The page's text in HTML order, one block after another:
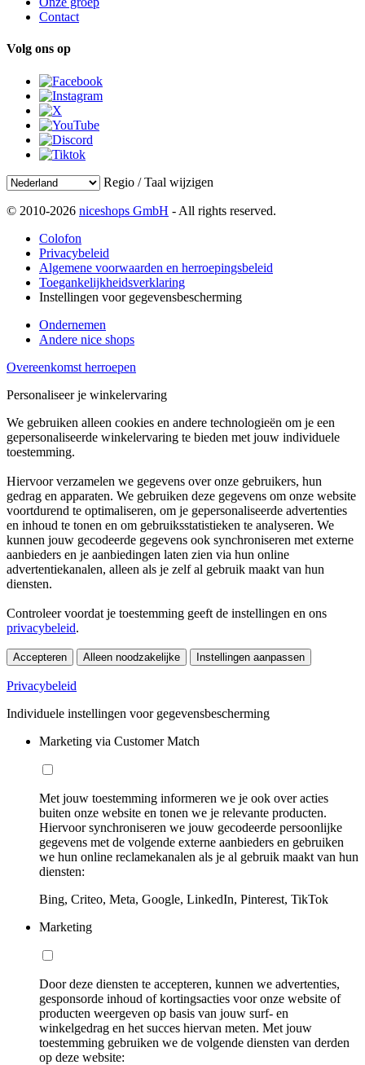
Contact
Volg ons op
Regio / Taal wijzigen
© 2010-2026 niceshops GmbH - All rights reserved.
Colofon
Privacybeleid
Algemene voorwaarden en herroepingsbeleid
Toegankelijkheidsverklaring
Instellingen voor gegevensbescherming
Ondernemen
Andere nice shops
Overeenkomst herroepen
Personaliseer je winkelervaring
We gebruiken alleen cookies en andere technologieën om je een
gepersonaliseerde winkelervaring te bieden met jouw individuele
toestemming.
Hiervoor verzamelen we gegevens over onze gebruikers, hun
gedrag en apparaten. We gebruiken deze gegevens om onze website
voortdurend te optimaliseren, om je gepersonaliseerde advertenties
en inhoud te tonen en om gebruiksstatistieken te analyseren. We
kunnen jouw gecodeerde gegevens ook synchroniseren met externe
aanbieders en je aanbiedingen laten zien via hun online
advertentiekanalen, alleen als je zelf al gebruik maakt van hun
diensten.
Controleer voordat je toestemming geeft de instellingen en ons
privacybeleid.
Accepteren Alleen noodzakelijke Instellingen aanpassen
Privacybeleid
Individuele instellingen voor gegevensbescherming
Marketing via Customer Match
Met jouw toestemming informeren we je ook over acties
buiten onze website en tonen we je relevante producten.
Hiervoor synchroniseren we jouw gecodeerde persoonlijke
gegevens met de volgende externe aanbieders en gebruiken
we hun online reclamekanalen als je al gebruik maakt van hun
diensten:
Bing, Criteo, Meta, Google, LinkedIn, Pinterest, TikTok
Marketing
Door deze diensten te accepteren, kunnen we advertenties,
gesponsorde inhoud of kortingsacties voor onze website of
producten weergeven op basis van jouw surf- en
winkelgedrag en het succes hiervan meten. Met jouw
toestemming gebruiken we de volgende diensten van derden
op deze website: